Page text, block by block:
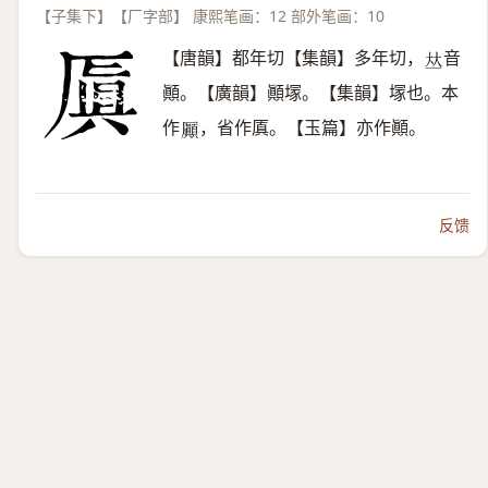
【子集下】【厂字部】 康熙笔画：12 部外笔画：10
【唐韻】都年切【集韻】多年切， 𠀤音
顚。【廣韻】顚塜。【集韻】塜也。本
作𠫉 ，省作厧。【玉篇】亦作顚。
反馈